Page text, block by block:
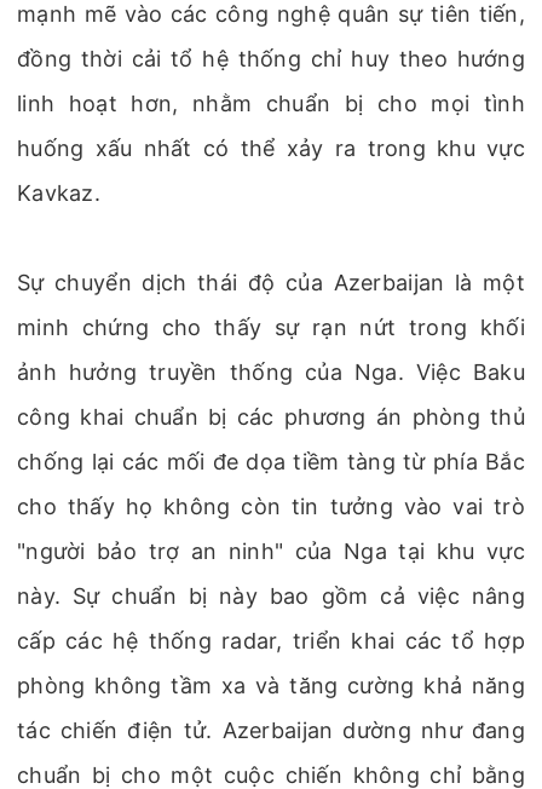
mạnh mẽ vào các công nghệ quân sự tiên tiến,
đồng thời cải tổ hệ thống chỉ huy theo hướng
linh hoạt hơn, nhằm chuẩn bị cho mọi tình
huống xấu nhất có thể xảy ra trong khu vực
Kavkaz.
Sự chuyển dịch thái độ của Azerbaijan là một
minh chứng cho thấy sự rạn nứt trong khối
ảnh hưởng truyền thống của Nga. Việc Baku
công khai chuẩn bị các phương án phòng thủ
chống lại các mối đe dọa tiềm tàng từ phía Bắc
cho thấy họ không còn tin tưởng vào vai trò
"người bảo trợ an ninh" của Nga tại khu vực
này. Sự chuẩn bị này bao gồm cả việc nâng
cấp các hệ thống radar, triển khai các tổ hợp
phòng không tầm xa và tăng cường khả năng
tác chiến điện tử. Azerbaijan dường như đang
chuẩn bị cho một cuộc chiến không chỉ bằng